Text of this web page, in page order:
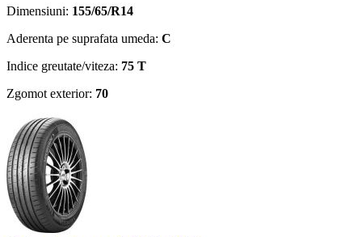
Dimensiuni: 155/65/R14
Aderenta pe suprafata umeda: C
Indice greutate/viteza: 75 T
Zgomot exterior: 70